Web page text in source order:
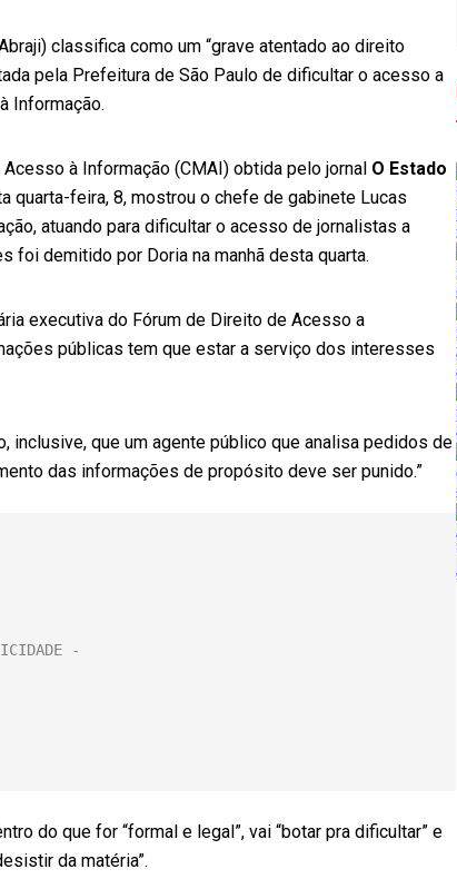
classifica como um “grave atentado ao direito
pela Prefeitura de São Paulo de dificultar o acesso a
Informação.
à Informação (CMAI) obtida pelo jornal O Estado
quarta-feira, 8, mostrou o chefe de gabinete Lucas
atuando para dificultar o acesso de jornalistas a
foi demitido por Doria na manhã desta quarta.
executiva do Fórum de Direito de Acesso a
públicas tem que estar a serviço dos interesses
inclusive, que um agente público que analisa pedidos de
das informações de propósito deve ser punido.”
do que for “formal e legal”, vai “botar pra dificultar” e
da matéria”.